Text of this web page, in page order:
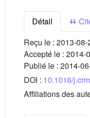
Détail
Reçu le : 2013-08-
Accepté le : 2014-
Publié le : 2014-
DOI : 10.1016/
Affiliations des